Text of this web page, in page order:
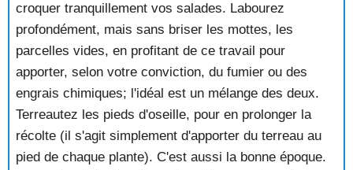
croquer tranquillement vos salades. Labourez
profondément, mais sans briser les mottes, les
parcelles vides, en profitant de ce travail pour
apporter, selon votre conviction, du fumier ou des
engrais chimiques; l'idéal est un mélange des deux.
Terreautez les pieds d'oseille, pour en prolonger la
récolte (il s'agit simplement d'apporter du terreau au
pied de chaque plante). C'est aussi la bonne époque.